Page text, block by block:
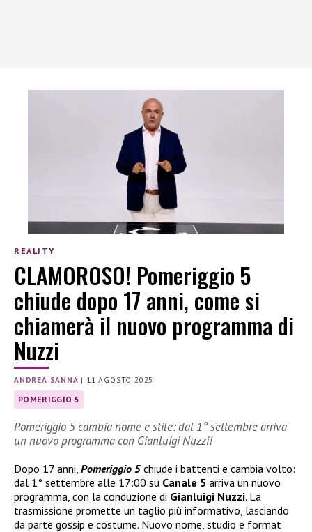
REALITY
CLAMOROSO! Pomeriggio 5
chiude dopo 17 anni, come si
chiamerà il nuovo programma di
Nuzzi
ANDREA SANNA | 11 AGOSTO 2025
POMERIGGIO 5
Pomeriggio 5 cambia nome e stile: dal 1° settembre arriva
un nuovo programma con Gianluigi Nuzzi!
Dopo 17 anni, Pomeriggio 5 chiude i battenti e cambia volto:
dal 1° settembre alle 17:00 su Canale 5 arriva un nuovo
programma, con la conduzione di Gianluigi Nuzzi. La
trasmissione promette un taglio più informativo, lasciando
da parte gossip e costume. Nuovo nome, studio e format